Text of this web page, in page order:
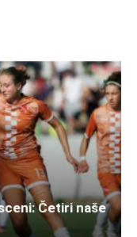
Četiri naše